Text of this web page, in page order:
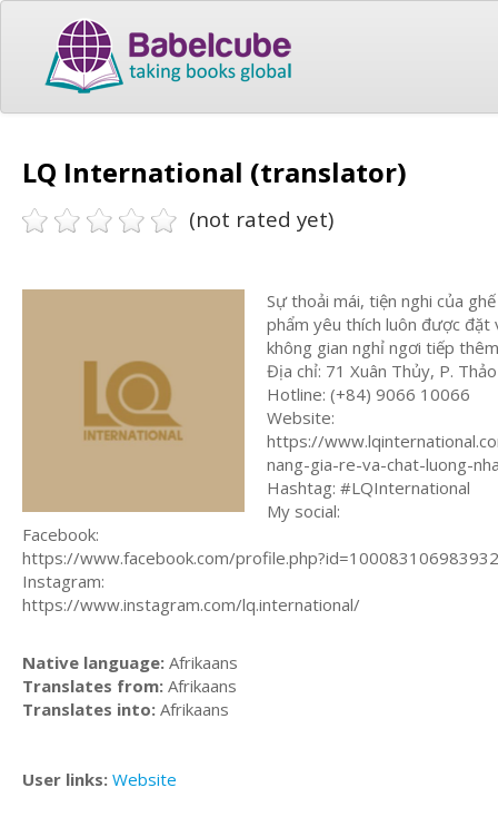
LQ International (translator)
(not rated yet)
Sự thoải mái, tiện nghi của
phẩm yêu thích luôn được đặt
không gian nghỉ ngơi tiếp
Địa chỉ: 71 Xuân Thủy, P.
Hotline: (+84) 9066 10066
Website:
https://
nang-gia-re-va-chat-luong-
Hashtag: #LQInternational
My social:
Facebook:
https://www.facebook.com/profile.php?id=100083106983932
Instagram:
https://www.instagram.com/lq.international/
Native language: Afrikaans
Translates from: Afrikaans
Translates into: Afrikaans
User links: Website